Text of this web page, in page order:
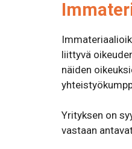
liittyvä
näiden
Yrityksen on
vastaan